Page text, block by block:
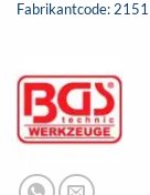
Fabrikantcode: 2151